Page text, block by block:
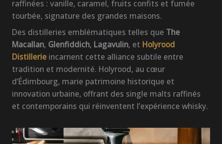
raffinées : vanille, caramel, fruits confits et fumée
tourbée, signature des grandes maisons.
Des distilleries emblématiques telles que The
Macallan, Glenfiddich, Lagavulin, et Holyrood
Distillerieincarnent cette alliance subtile entre
tradition et modernité. Holyrood, au cœur
d’Édimbourg, marie patrimoine historique et
innovation urbaine, offrant des single malts raffinés
et contemporains qui réinventent l’expérience whisky.